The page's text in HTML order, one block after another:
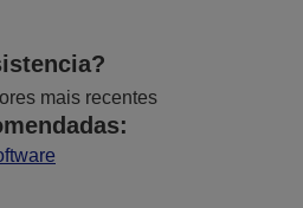
mais recentes